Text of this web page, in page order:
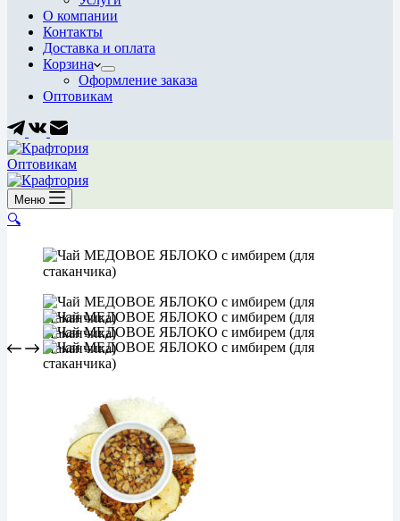
О компании
Контакты
Доставка и оплата
Корзина
Оформление заказа
Оптовикам
Оптовикам
Меню
🔍